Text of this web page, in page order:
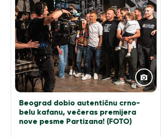
Beograd dobio autentičnu crno-
belu kafanu, večeras premijera
nove pesme Partizana! (FOTO)